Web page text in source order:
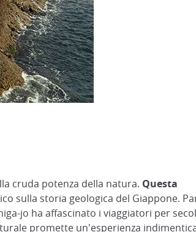
cruda potenza della natura. Questa
sulla storia geologica del Giappone.
jo ha affascinato i viaggiatori per
promette un'esperienza